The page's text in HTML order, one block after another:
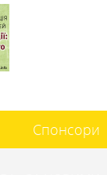
Спонсори